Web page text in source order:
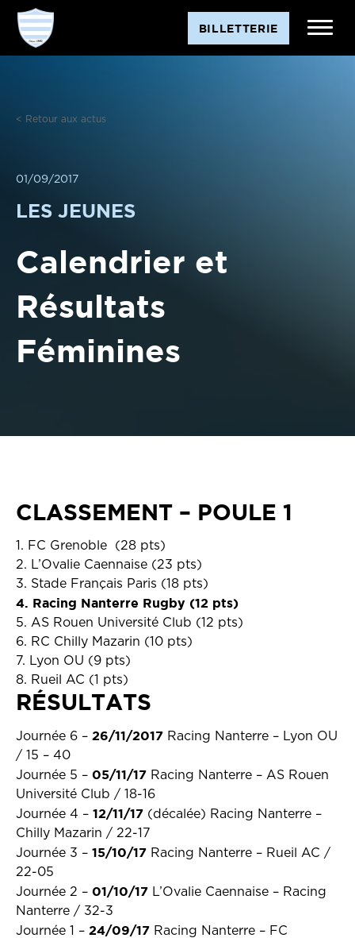
Aller
contenu
BILLETTERIE
< Retour aux actus
01/09/2017
LES JEUNES
Calendrier et
Résultats
Féminines
CLASSEMENT – POULE 1
1. FC Grenoble (28 pts)
2. L’Ovalie Caennaise (23 pts)
3. Stade Français Paris (18 pts)
4. Racing Nanterre Rugby (12 pts)
5. AS Rouen Université Club (12 pts)
6. RC Chilly Mazarin (10 pts)
7. Lyon OU (9 pts)
8. Rueil AC (1 pts)
RÉSULTATS
Journée 6 – 26/11/2017 Racing Nanterre – Lyon OU
/ 15 – 40
Journée 5 – 05/11/17 Racing Nanterre – AS Rouen
Université Club / 18-16
Journée 4 – 12/11/17 (décalée) Racing Nanterre –
Chilly Mazarin / 22-17
Journée 3 – 15/10/17 Racing Nanterre – Rueil AC /
22-05
Journée 2 – 01/10/17 L’Ovalie Caennaise – Racing
Nanterre / 32-3
Journée 1 – 24/09/17 Racing Nanterre – FC